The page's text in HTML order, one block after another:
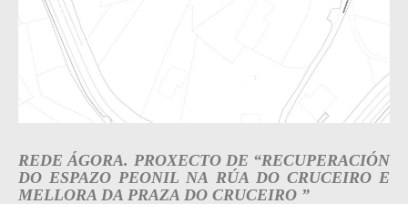
REDE ÁGORA. PROXECTO DE “RECUPERACIÓN
DO ESPAZO PEONIL NA RÚA DO CRUCEIRO E
MELLORA DA PRAZA DO CRUCEIRO ”